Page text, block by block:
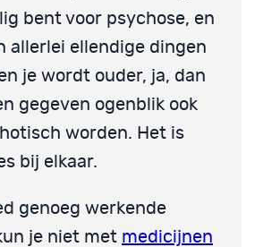
bent voor psychose, en
allerlei ellendige dingen
je wordt ouder, ja, dan
gegeven ogenblik ook
worden. Het is
bij elkaar.
genoeg werkende
je niet met medicijnen